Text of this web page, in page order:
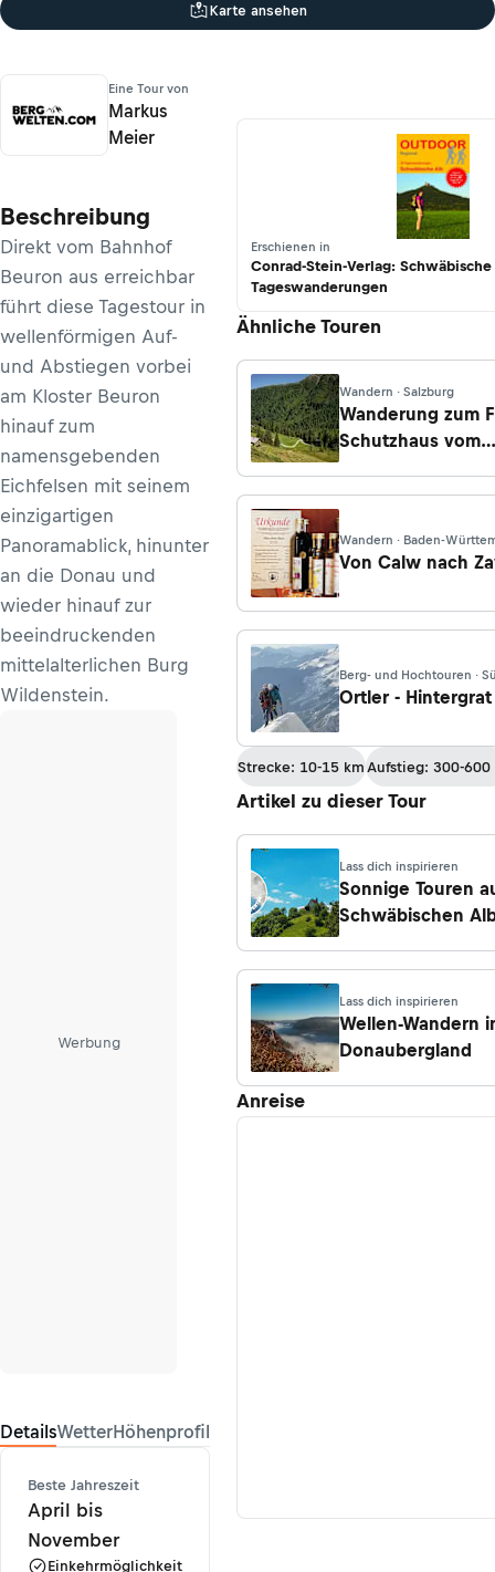
Karte ansehen
Eine Tour von
Markus
Meier
Beschreibung
Direkt vom Bahnhof
Beuron aus erreichbar
führt diese Tagestour in
wellenförmigen Auf-
und Abstiegen vorbei
am Kloster Beuron
hinauf zum
namensgebenden
Eichfelsen mit seinem
einzigartigen
Panoramablick, hinunter
an die Donau und
wieder hinauf zur
beeindruckenden
mittelalterlichen Burg
Wildenstein.
Werbung
DetailsWetterHöhenprofil
Beste Jahreszeit
April bis
November
Einkehrmöglichkeit
Erschienen in
Conrad-Stein-Verlag:
Tageswanderungen
Ähnliche Touren
Wandern · Salzburg
Wanderung zum
Schutzhaus vom
Wandern · Baden-
Von Calw nach
Berg- und Hochtouren ·
Ortler - Hintergrat
Strecke: 10-15 km Aufstieg: 300-600
Artikel zu dieser Tour
Lass dich inspirieren
Sonnige Touren
Schwäbischen
Lass dich inspirieren
Wellen-Wandern
Donaubergland
Anreise